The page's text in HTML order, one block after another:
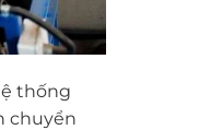
thống
chuyển